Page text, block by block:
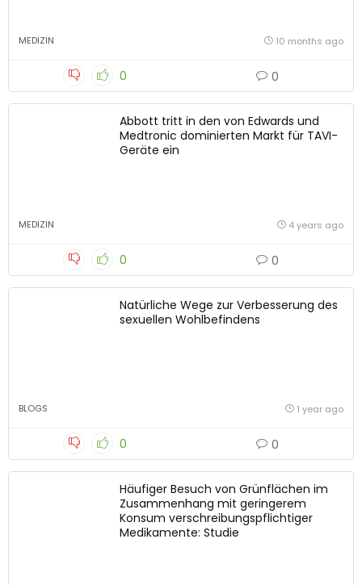
MEDIZIN 10 months ago
0 0
Abbott tritt in den von Edwards und
Medtronic dominierten Markt für TAVI-
Geräte ein
MEDIZIN 4 years ago
0 0
Natürliche Wege zur Verbesserung des
sexuellen Wohlbefindens
BLOGS 1 year ago
0 0
Häufiger Besuch von Grünflächen im
Zusammenhang mit geringerem
Konsum verschreibungspflichtiger
Medikamente: Studie